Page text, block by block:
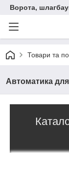
Ворота,
Товари та
Автоматика для